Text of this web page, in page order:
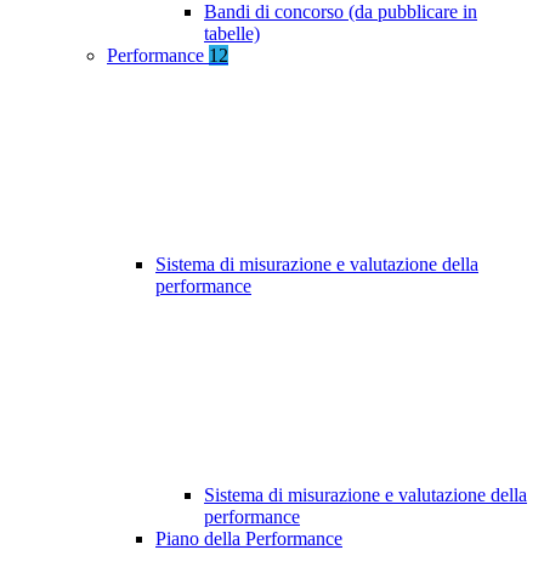
Bandi di concorso (da pubblicare in
tabelle)
Performance 12
Sistema di misurazione e valutazione della
performance
Sistema di misurazione e valutazione della
performance
Piano della Performance